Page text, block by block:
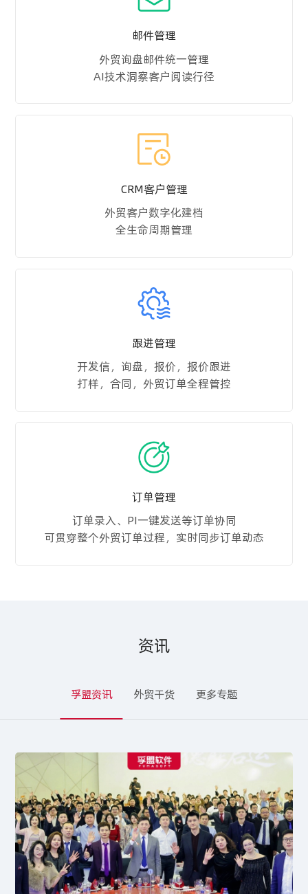
邮件管理
外贸询盘邮件统一管理
AI技术洞察客户阅读行径
CRM客户管理
外贸客户数字化建档
全生命周期管理
跟进管理
开发信，询盘，报价，报价跟进
打样，合同，外贸订单全程管控
订单管理
订单录入、PI一键发送等订单协同
可贯穿整个外贸订单过程，实时同步订单动态
资讯
孚盟资讯 外贸干货 更多专题